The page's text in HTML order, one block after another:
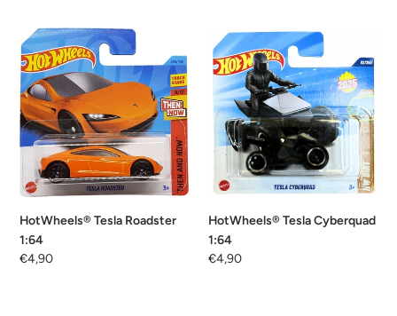
HotWheels®
Tesla
Roadster
1:64
HotWheels® Tesla Roadster
1:64
Normaler
€4,90
HotWheels®
Tesla
Cyberquad
1:64
HotWheels® Tesla Cyberquad
1:64
Normaler
€4,90